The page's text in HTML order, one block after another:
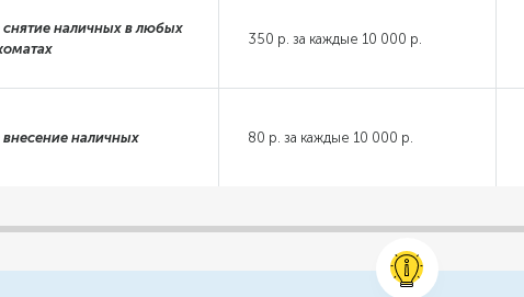
снятие наличных в любых
350 р. за каждые 10 000 р.
внесение наличных 80 р. за каждые 10 000 р.